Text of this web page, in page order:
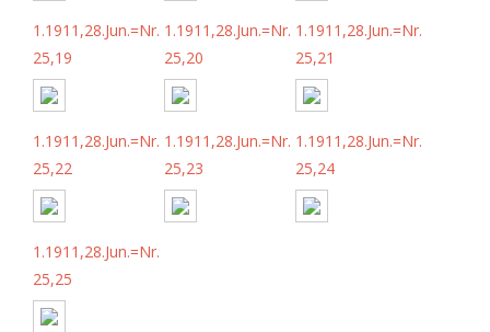
1.1911,28.Jun.=Nr.
25,19
1.1911,28.Jun.=Nr.
25,20
1.1911,28.Jun.=Nr.
25,21
1.1911,28.Jun.=Nr.
25,22
1.1911,28.Jun.=Nr.
25,23
1.1911,28.Jun.=Nr.
25,24
1.1911,28.Jun.=Nr.
25,25